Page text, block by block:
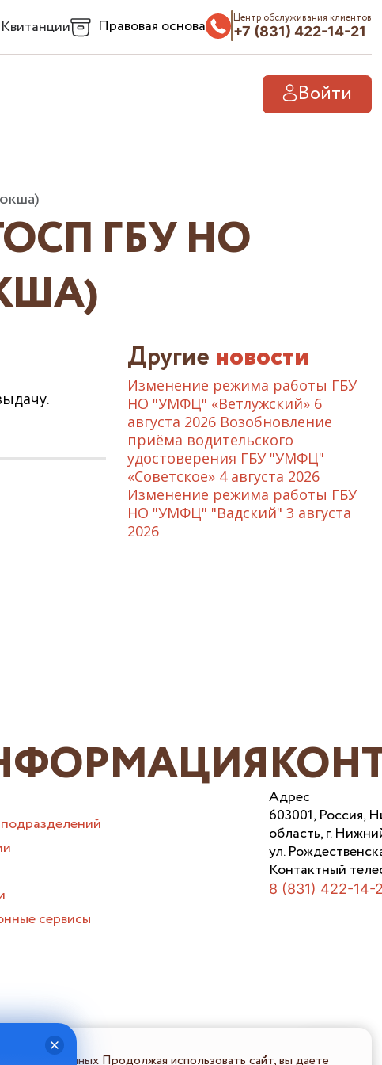
Квитанции Правовая основа Центр обслуживания клиентов
+7 (831) 422-14-21
Войти
ГБУ НО
Другие новости
Изменение режима работы ГБУ
НО "УМФЦ" «Ветлужский» 6
августа 2026 Возобновление
приёма водительского
удостоверения ГБУ "УМФЦ"
«Советское» 4 августа 2026
Изменение режима работы ГБУ
НО "УМФЦ" "Вадский" 3 августа
2026
сервисы
Адрес
603001, Россия,
область, г.
ул.
Контактный
8 (831) 422-14-
данных Продолжая использовать сайт, вы даете